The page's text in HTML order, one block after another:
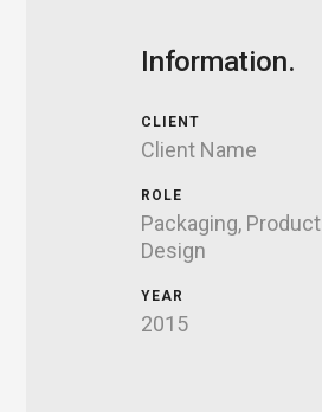
Information.
CLIENT
Client Name
ROLE
Packaging, Product
Design
YEAR
2015